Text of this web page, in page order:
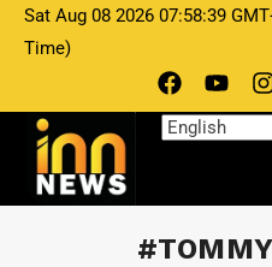
Sat Aug 08 2026 07:58:39
Time)